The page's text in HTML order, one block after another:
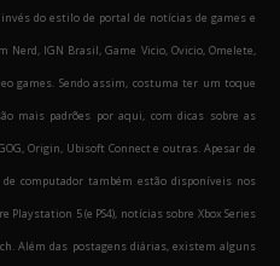
do estilo de portal de notícias de games e
Nerd, IGN Brasil, Game Vicio, Ovicio, Omelete,
games. Sendo assim, costuma ter um toque
mais padrões por aqui, com dicas sobre as
Origin, Ubisoft Connect e outras. Apesar de
computador também estão disponíveis nos
5 (e PS4), notícias sobre Xbox Series
Além das postagens diárias, existem alguns